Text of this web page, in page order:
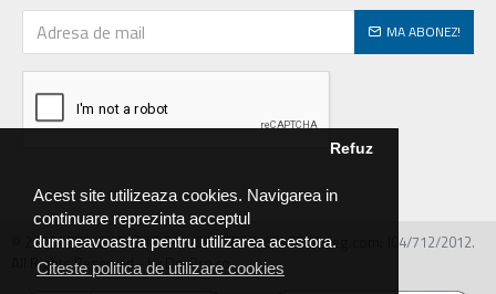
Acest site utilizeaza cookies. Navigarea in
continuare reprezinta acceptul
dumneavoastra pentru utilizarea acestora.
Citeste politica de utilizare cookies
Refuz
MA ABONEZ!
© 2026 MIRALEX PARTS SRL, CIF: RO30468586, Nr.reg.com: J04/712/2012.
All Rights Reserved - by DevPro.ro